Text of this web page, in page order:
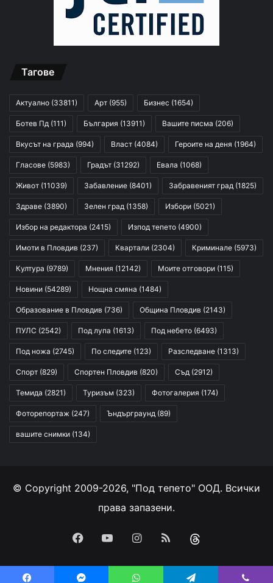
Тагове
Актуално (33811) Арт (955) Бизнес (1654)
Ботев Пд (111) България (13911) Вашите писма (206)
Вкусът на града (994) Власт (4084) Героите на деня (1964)
Гласове (5983) Градът (31292) Евала (1068)
Живот (11039) Забавление (8401) Забравеният град (1825)
Здраве (3890) Зелен град (1358) Избори (5021)
Избор на редактора (2415) Изпод тепето (4900)
Имоти в Пловдив (237) Квартали (2304) Криминале (5973)
Култура (9789) Мнения (12142) Моите отговори (115)
Новини (54289) Нощна смяна (1484)
Образование в Пловдив (736) Община Пловдив (2143)
ПУЛС (2542) Под лупа (1613) Под небето (6493)
Под ножа (2745) По следите (123) Разследване (1313)
Спорт (829) Спортен Пловдив (820) Съд (2912)
Темида (2821) Туризъм (323) Фотогалерия (174)
Фоторепортаж (247) Ъндърграунд (89)
вашите снимки (134)
© Copyright 2009-2026, "Под тепето" ООД. Всички
права запазени.
FacebookYouTubeInstagram
RSS